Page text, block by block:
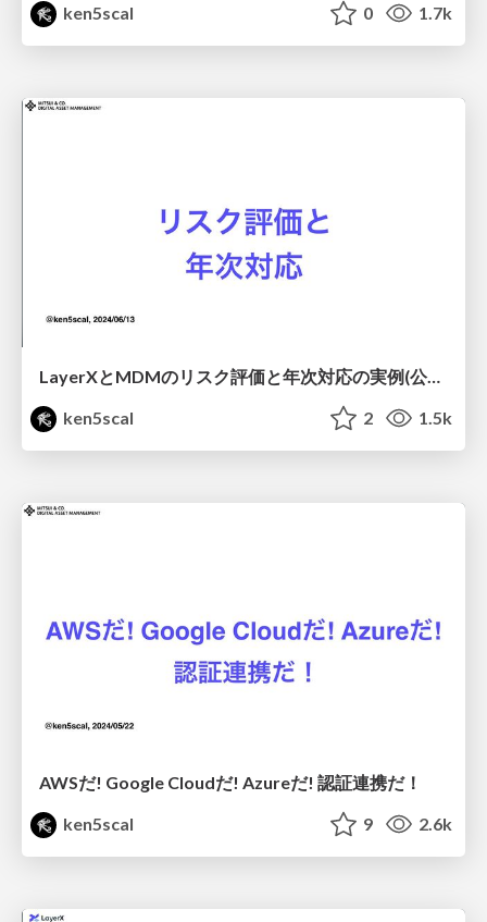
ken5scal
0 1.7k
LayerXとMDMのリスク評価と年次対応の実例(公開版）
ken5scal
2 1.5k
AWSだ! Google Cloudだ! Azureだ! 認証連携だ！
ken5scal
9 2.6k